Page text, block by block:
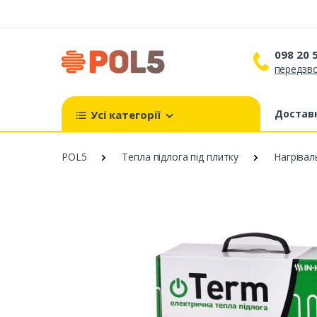
098 20
098
093
Усі категорії
POL5 Тепла підлога під плитку